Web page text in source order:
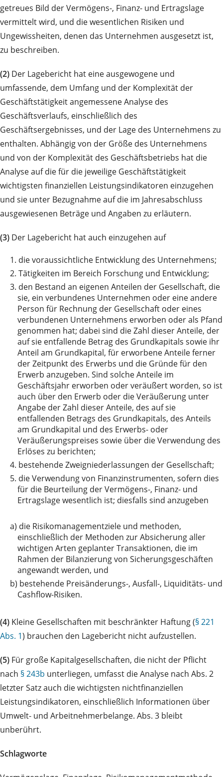
getreues Bild der Vermögens-, Finanz- und Ertragslage
vermittelt wird, und die wesentlichen Risiken und
Ungewissheiten, denen das Unternehmen ausgesetzt ist,
zu beschreiben.
(2) Der Lagebericht hat eine ausgewogene und
umfassende, dem Umfang und der Komplexität der
Geschäftstätigkeit angemessene Analyse des
Geschäftsverlaufs, einschließlich des
Geschäftsergebnisses, und der Lage des Unternehmens zu
enthalten. Abhängig von der Größe des Unternehmens
und von der Komplexität des Geschäftsbetriebs hat die
Analyse auf die für die jeweilige Geschäftstätigkeit
wichtigsten finanziellen Leistungsindikatoren einzugehen
und sie unter Bezugnahme auf die im Jahresabschluss
ausgewiesenen Beträge und Angaben zu erläutern.
(3) Der Lagebericht hat auch einzugehen auf
1. die voraussichtliche Entwicklung des Unternehmens;
2. Tätigkeiten im Bereich Forschung und Entwicklung;
3. den Bestand an eigenen Anteilen der Gesellschaft, die
sie, ein verbundenes Unternehmen oder eine andere
Person für Rechnung der Gesellschaft oder eines
verbundenen Unternehmens erworben oder als Pfand
genommen hat; dabei sind die Zahl dieser Anteile, der
auf sie entfallende Betrag des Grundkapitals sowie ihr
Anteil am Grundkapital, für erworbene Anteile ferner
der Zeitpunkt des Erwerbs und die Gründe für den
Erwerb anzugeben. Sind solche Anteile im
Geschäftsjahr erworben oder veräußert worden, so ist
auch über den Erwerb oder die Veräußerung unter
Angabe der Zahl dieser Anteile, des auf sie
entfallenden Betrags des Grundkapitals, des Anteils
am Grundkapital und des Erwerbs- oder
Veräußerungspreises sowie über die Verwendung des
Erlöses zu berichten;
4. bestehende Zweigniederlassungen der Gesellschaft;
5. die Verwendung von Finanzinstrumenten, sofern dies
für die Beurteilung der Vermögens-, Finanz- und
Ertragslage wesentlich ist; diesfalls sind anzugeben
a) die Risikomanagementziele und methoden,
einschließlich der Methoden zur Absicherung aller
wichtigen Arten geplanter Transaktionen, die im
Rahmen der Bilanzierung von Sicherungsgeschäften
angewandt werden, und
b) bestehende Preisänderungs-, Ausfall-, Liquiditäts- und
Cashflow-Risiken.
(4) Kleine Gesellschaften mit beschränkter Haftung (§ 221
Abs. 1) brauchen den Lagebericht nicht aufzustellen.
(5) Für große Kapitalgesellschaften, die nicht der Pflicht
nach § 243b unterliegen, umfasst die Analyse nach Abs. 2
letzter Satz auch die wichtigsten nichtfinanziellen
Leistungsindikatoren, einschließlich Informationen über
Umwelt- und Arbeitnehmerbelange. Abs. 3 bleibt
unberührt.
Schlagworte